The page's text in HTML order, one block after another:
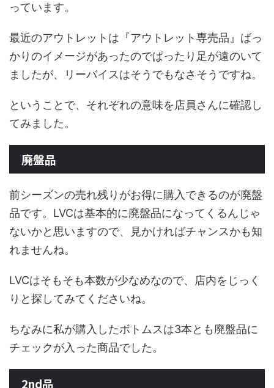
っています。
最近のアウトレットは『アウトレット専売品』ばっ
かりのイメージがあったのでぱったり足が遠のいて
ましたが、リーバイスはそうでもなさそうですね。
ということで、それぞれの意味を店員さんに確認し
てみました。
廃盤品
前シーズンの売れ残りがお得に購入できるのが廃盤
品です。LVCは基本的に廃盤品になってくるんじゃ
ないかと思いますので、見かければチャンスかも知
れませんね。
LVCはそもそも本数が少なめなので、店内をじっく
りと探してみてくださいね。
ちなみに私が購入したボトムスは3本とも廃盤品に
チェックが入った商品でした。
2nd品